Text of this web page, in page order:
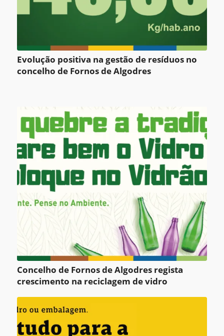
Evolução positiva na gestão de resíduos no
concelho de Fornos de Algodres
Concelho de Fornos de Algodres regista
crescimento na reciclagem de vidro